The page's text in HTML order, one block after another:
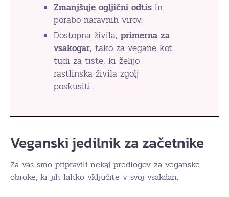
Zmanjšuje ogljični odtis in
porabo naravnih virov.
Dostopna živila, primerna za
vsakogar, tako za vegane kot
tudi za tiste, ki želijo
rastlinska živila zgolj
poskusiti.
Veganski jedilnik za začetnike
Za vas smo pripravili nekaj predlogov za veganske
obroke, ki jih lahko vključite v svoj vsakdan.